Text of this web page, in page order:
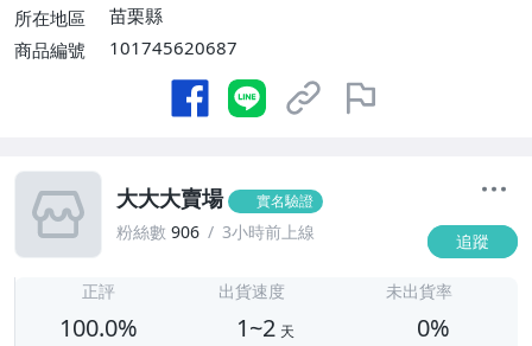
所在地區
苗栗縣
商品編號
101745620687
大大大賣場 實名驗證
粉絲數 906 3小時前上線 追蹤
正評
100.0%
出貨速度
1~2 天
未出貨率
0%